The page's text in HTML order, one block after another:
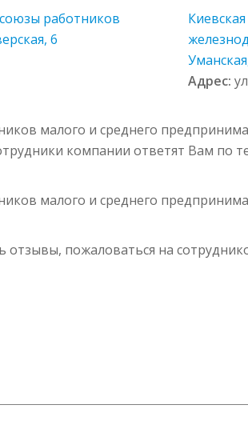
работников
6
Адрес:
малого и среднего
компании ответят Вам по
малого и среднего
пожаловаться на